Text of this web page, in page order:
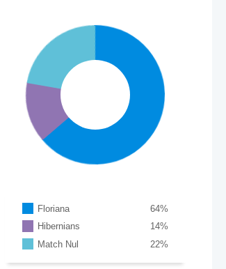
Floriana %
64
Hibernians
%
14
Match Nul
%
22